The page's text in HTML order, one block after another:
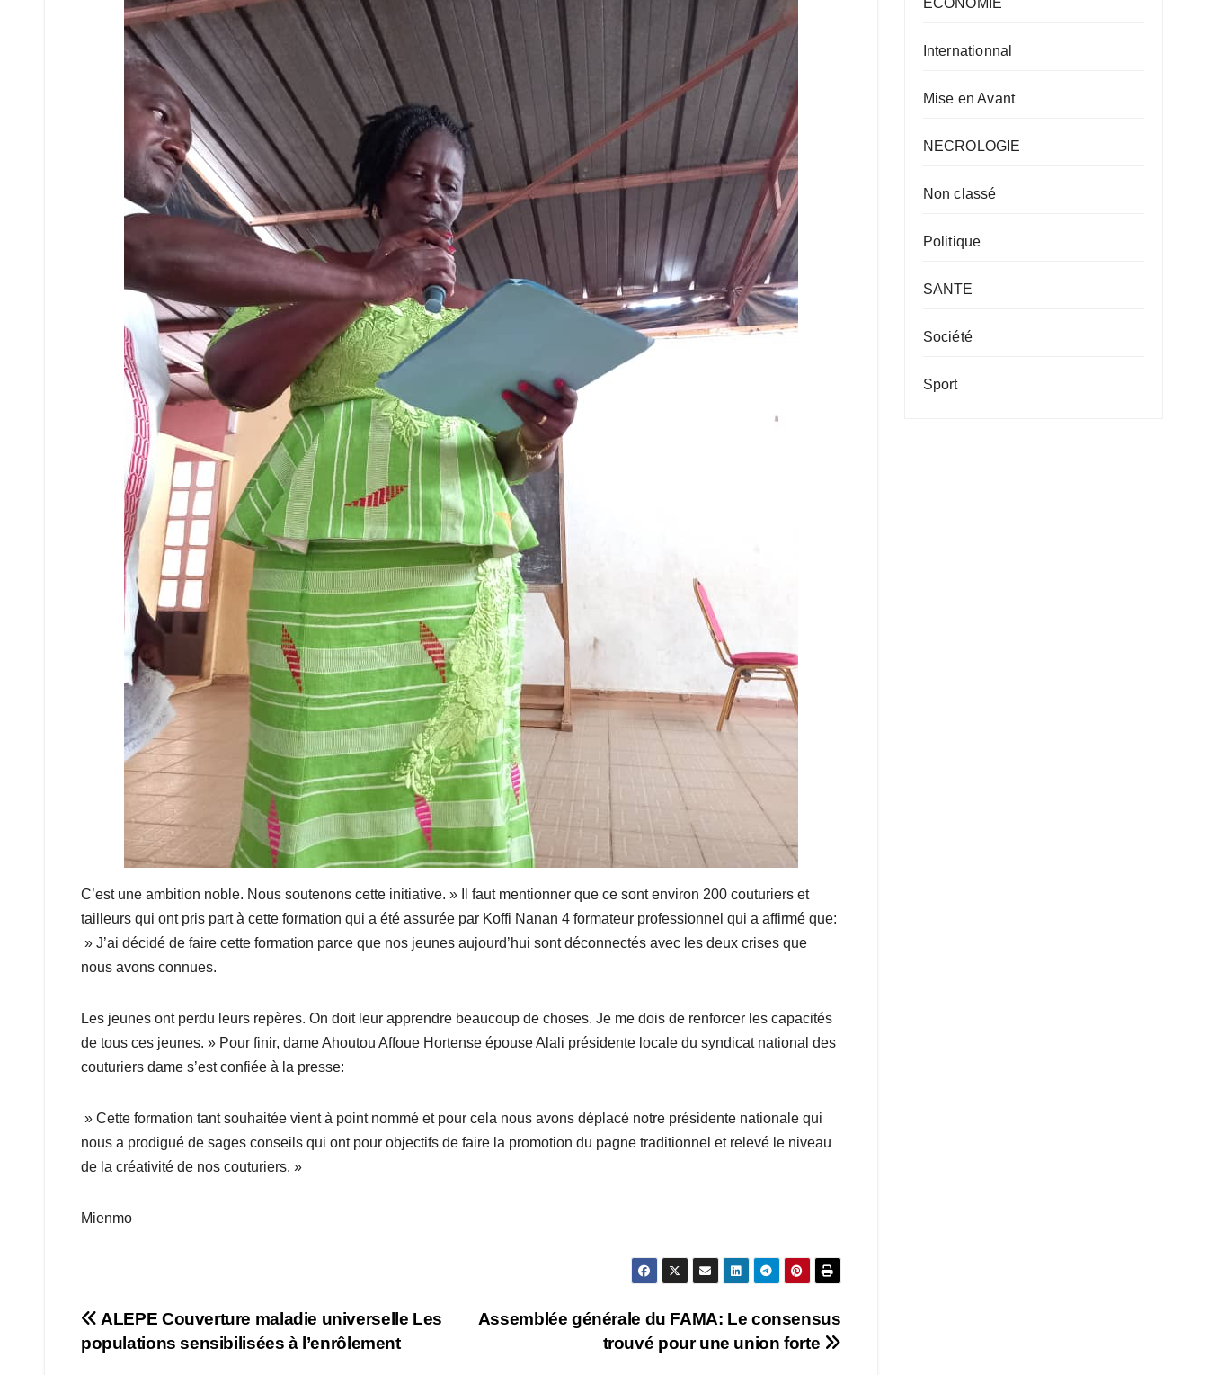
C’est une ambition noble. Nous soutenons cette initiative. » Il faut mentionner que ce sont environ 200 couturiers et
tailleurs qui ont pris part à cette formation qui a été assurée par Koffi Nanan 4 formateur professionnel qui a affirmé que:
» J’ai décidé de faire cette formation parce que nos jeunes aujourd’hui sont déconnectés avec les deux crises que
nous avons connues.
Les jeunes ont perdu leurs repères. On doit leur apprendre beaucoup de choses. Je me dois de renforcer les capacités
de tous ces jeunes. » Pour finir, dame Ahoutou Affoue Hortense épouse Alali présidente locale du syndicat national des
couturiers dame s’est confiée à la presse:
» Cette formation tant souhaitée vient à point nommé et pour cela nous avons déplacé notre présidente nationale qui
nous a prodigué de sages conseils qui ont pour objectifs de faire la promotion du pagne traditionnel et relevé le niveau
de la créativité de nos couturiers. »
Mienmo
Navigation
de
Assemblée générale du FAMA: Le consensus
trouvé pour une union forte
ALEPE Couverture maladie universelle Les
populations sensibilisées à l’enrôlement
ECONOMIE
Internationnal
Mise en Avant
NECROLOGIE
Non classé
Politique
SANTE
Société
Sport